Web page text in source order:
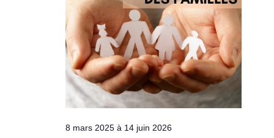
8 mars 2025 à 14 juin 2026